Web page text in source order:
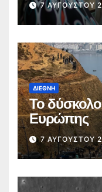
7 ΑΥΓΟΎΣΤΟΥ
ΔΙΕΘΝΉ
Το δύσκολο
Ευρώπης
7 ΑΥΓΟΎΣΤΟΥ